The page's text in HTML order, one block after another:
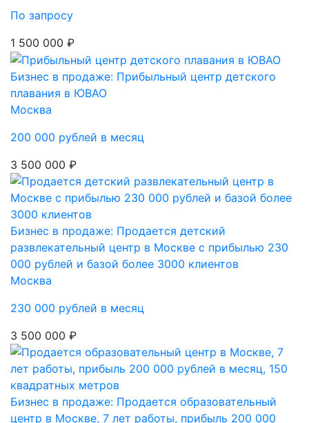
По запросу
1 500 000 ₽
Бизнес в продаже: Прибыльный центр детского
плавания в ЮВАО
Москва
200 000 рублей в месяц
3 500 000 ₽
Бизнес в продаже: Продается детский
развлекательный центр в Москве с прибылью 230
000 рублей и базой более 3000 клиентов
Москва
230 000 рублей в месяц
3 500 000 ₽
Бизнес в продаже: Продается образовательный
центр в Москве, 7 лет работы, прибыль 200 000